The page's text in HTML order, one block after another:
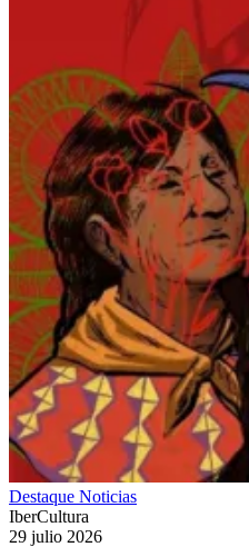
Destaque Noticias
IberCultura
29 julio 2026